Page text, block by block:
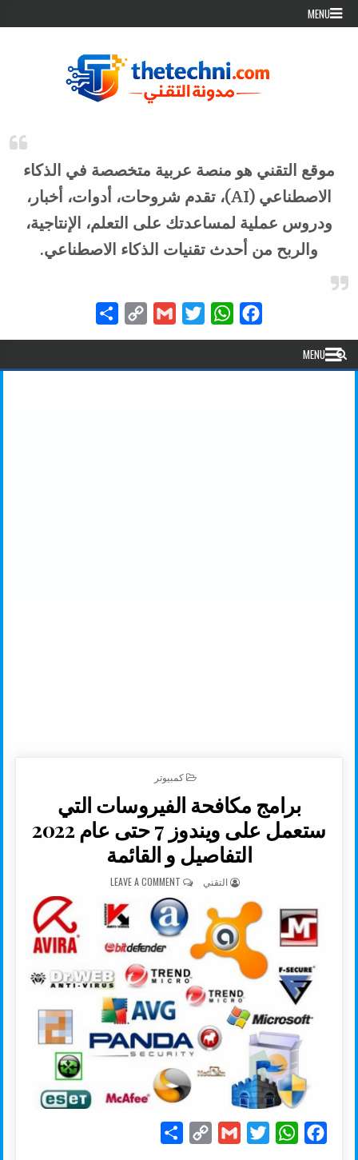
Skip to content
MENU
موقع التقني هو منصة عربية متخصصة في الذكاء
الاصطناعي (AI)، تقدم شروحات، أدوات، أخبار،
ودروس عملية لمساعدتك على التعلم، الإنتاجية،
والربح من أحدث تقنيات الذكاء الاصطناعي.
Facebook
WhatsApp
Twitter
Gmail
Copy
MENU
POSTED IN
كمبيوتر
برامج مكافحة الفيروسات التي
ستعمل على ويندوز 7 حتى عام 2022
التفاصيل و القائمة
AUTHOR:
التقني LEAVE A COMMENTON برامج مكافحة الفيروسات التي ستعمل على ويندوز 7 حتى عام 2022 التفاصيل و القائمة
W
G